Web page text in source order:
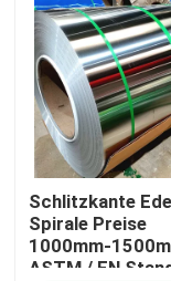
Über uns
Kontakte
Produkte
Videos
Schlitzkante
Spirale Preise
1000mm-
ASTM / EN